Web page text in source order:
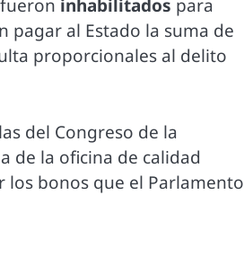
inhabilitados para
pagar al Estado la suma de
proporcionales al delito
del Congreso de la
de la oficina de calidad
los bonos que el Parlamento